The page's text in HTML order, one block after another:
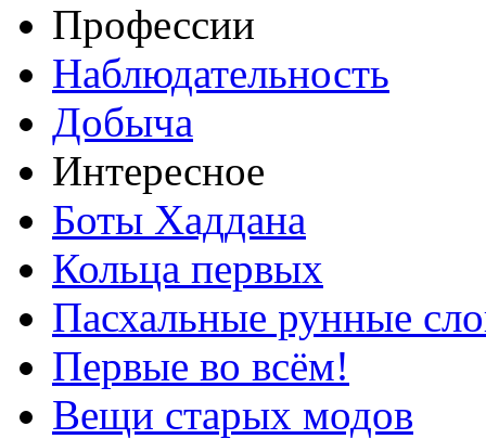
Профессии
Наблюдательность
Добыча
Интересное
Боты Хаддана
Кольца первых
Пасхальные рунные
Первые во всём!
Вещи старых модов